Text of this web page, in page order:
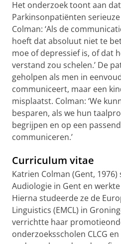
Het onderzoek toont aan
Parkinsonpatiënten
Colman: ‘Als de
hoeft dat absoluut niet te
moe of depressief is, of dat
verstand zou schelen.’ De
geholpen als men in
communiceert, maar een
misplaatst. Colman: ‘We
besparen, als we hun
begrijpen en op een
communiceren.’
Curriculum vitae
Katrien Colman (Gent,
Audiologie in Gent en
Hierna studeerde ze de
Linguistics (EMCL) in
verrichtte haar
onderzoeksscholen CLCG